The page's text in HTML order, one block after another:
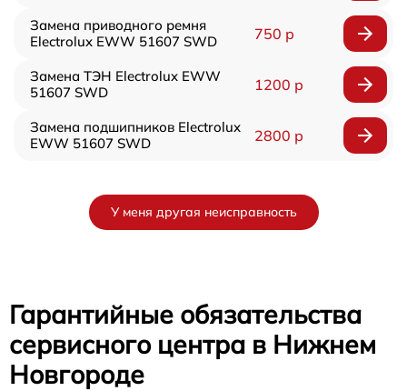
Замена приводного ремня
Electrolux EWW 51607 SWD
750 р
Замена ТЭН Electrolux EWW
51607 SWD
1200 р
Замена подшипников Electrolux
EWW 51607 SWD
2800 р
У меня другая неисправность
Гарантийные обязательства
сервисного центра в Нижнем
Новгороде